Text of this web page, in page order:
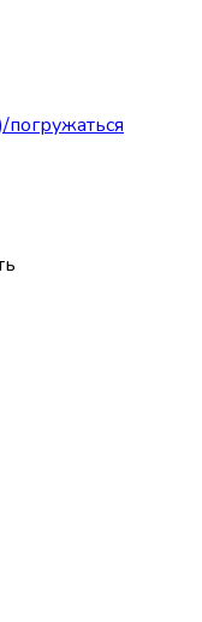
погружаться